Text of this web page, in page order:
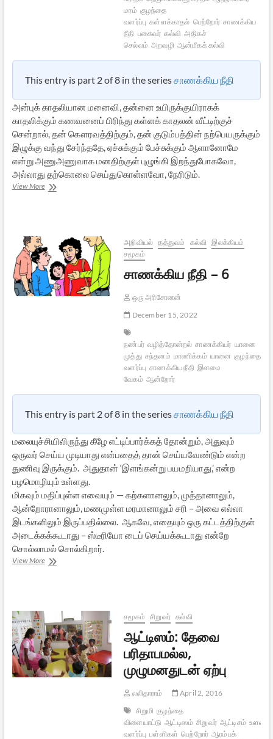
மரம் குழந்தை
வளர்ப்பு கள்ளக்காதல் பெற்றோர் சாணக்கிய
நீதி பகைவர் கல்வி அதிகச்
செல்லம் அறவழி ஆன்மீகக் கல்வி
This entry is part 2 of 8 in the seriesசாணக்கிய நீதி
அன்புக் காதலியான மனைவி, தன்னை உயிருக்குயிராகக்
காதலிக்கும் கணவனைப் பிரிந்து கள்ளக் காதலன் வீட்டிற்குச்
சென்றால், தன் கௌரவத்திற்கும், தன் குடும்பத்தின் நற்பெயருக்கும்
இழுக்கு வந்து சேர்ந்ததே, ஏச்சுக்கும் பேச்சுக்கும் ஆளானோமே
என்று அணுஅணுவாக மனதிற்குள் புழுங்கி இறந்துபோகவோ,
அல்லாது தற்கொலை செய்துகொள்ளவோ, நேரிடும்.
View Moreசாணக்கிய
அறிவியல் தத்துவம் கல்வி
இலக்கியம்
சமூகம்
சாணக்கிய நீதி – 6
ஒரு அரிசோனன்
December 15, 2022
நண்பர் வழித்தோன்றல் சாணக்கியர் யானை
முத்து சந்தனம் மாணிக்கம் யானை குழந்தை
வளர்ப்பு சாணக்கிய நீதி இளமை
வேகம் ஆன்றோர்
This entry is part 2 of 8 in the seriesசாணக்கிய நீதி
மலையுச்சியிலிருந்து கீழே எட்டிப்பார்க்கத் தோன்றும், அதுவும்
ஒருவர் செய்ய முடியாது என்பதைத் தான் செய்யவேண்டும் என்ற
துணிவு இருக்கும். அதுதான் ‘இளங்கன்று பயமறியாது,’ என்ற
பழமொழியும் உள்ளது.
மிகவும் மதிப்புள்ள எவையும் — கற்களானலும், முத்தானாலும்,
ஆன்றோரானாலும், மணமுள்ள மரமானாலும் சரி – அவை எல்லா
இடங்களிலும் இருப்பதில்லை. ஆகவே, எதையும் ஒரு கட்டத்திற்குள்
அடைக்கக்கூடாது – ஸ்டீரியோ டைப் செய்யக்கூடாது என்றே
சொல்லாமல் சொல்கிறார்.
View Moreசாணக்கிய
சமூகம் சிறுவர் கல்வி
ஆட்டிஸம்: தேவை
பரிதாபமல்ல,
முழுமனதுடன் ஏற்பு
லலிதாராம்
April 2, 2016
சிறுமி குழந்தை
விளையாட்டு ஆட்டிஸம் சிறுவர் ஆட்டிசம்
வளர்ப்பு பள்ளிகள் பெற்றோர் ஆரம்பக்